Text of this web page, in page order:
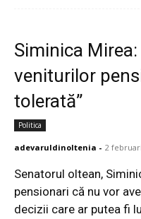
Siminica Mirea:
veniturilor
tolerată”
Politica
adevaruldinoltenia - 2
Senatorul oltean,
pensionari că nu vor
decizii care ar putea fi